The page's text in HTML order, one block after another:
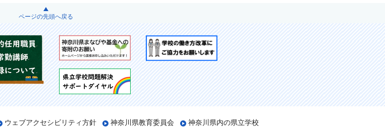
ページの先頭へ戻る
ウェブアクセシビリティ方針 神奈川県教育委員会 神奈川県内の県立学校